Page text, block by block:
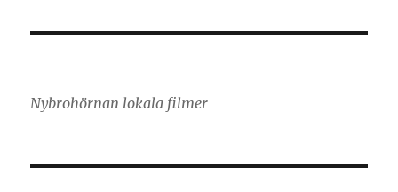
Nybrohörnan lokala filmer